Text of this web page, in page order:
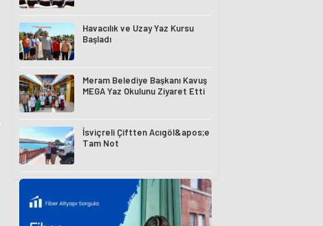
Havacılık ve Uzay Yaz Kursu
Başladı
Meram Belediye Başkanı Kavuş
MEGA Yaz Okulunu Ziyaret Etti
İsviçreli Çiftten Acıgöl&apos;e
Tam Not